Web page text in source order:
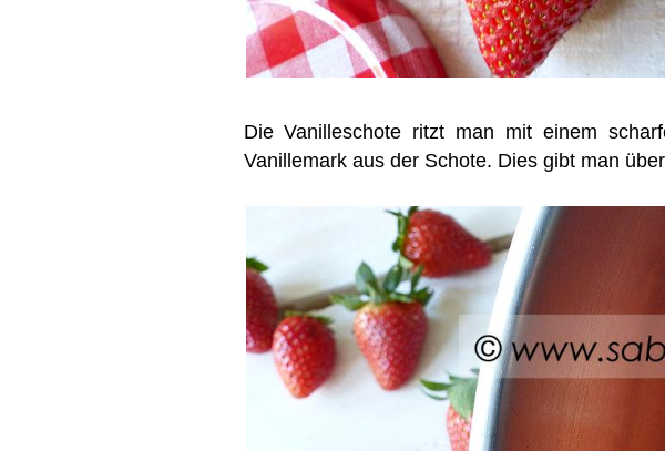
Die Vanilleschote ritzt man mit einem
Vanillemark aus der Schote. Dies gibt man